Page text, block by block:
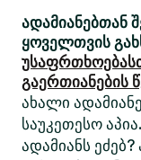
ადამიანებთან
ყოველთვის
გაერთიანების
ახალი
საუკეთესო
ადამიანს